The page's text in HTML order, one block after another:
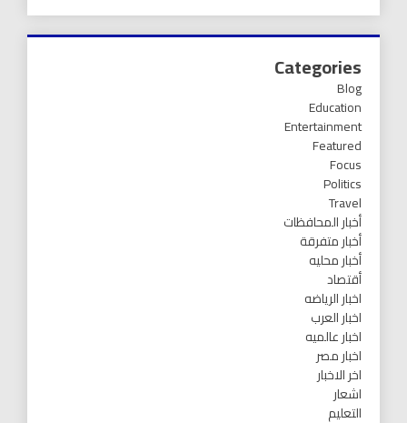
Categories
Blog
Education
Entertainment
Featured
Focus
Politics
Travel
أخبار المحافظات
أخبار متفرقة
أخبار محليه
أقتصاد
اخبار الرياضه
اخبار العرب
اخبار عالميه
اخبار مصر
اخر الاخبار
اشعار
التعليم